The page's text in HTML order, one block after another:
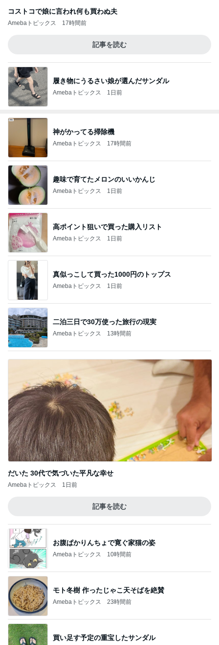
コストコで娘に言われ何も買わぬ夫
Amebaトピックス 17時間前
記事を読む
履き物にうるさい娘が選んだサンダル
Amebaトピックス 1日前
神がかってる掃除機
Amebaトピックス 17時間前
趣味で育てたメロンのいいかんじ
Amebaトピックス 1日前
高ポイント狙いで買った購入リスト
Amebaトピックス 1日前
真似っこして買った1000円のトップス
Amebaトピックス 1日前
二泊三日で30万使った旅行の現実
Amebaトピックス 13時間前
だいた 30代で気づいた平凡な幸せ
Amebaトピックス 1日前
記事を読む
お腹ぱかりんちょで寛ぐ家猫の姿
Amebaトピックス 10時間前
モト冬樹 作ったじゃこ天そばを絶賛
Amebaトピックス 23時間前
買い足す予定の重宝したサンダル